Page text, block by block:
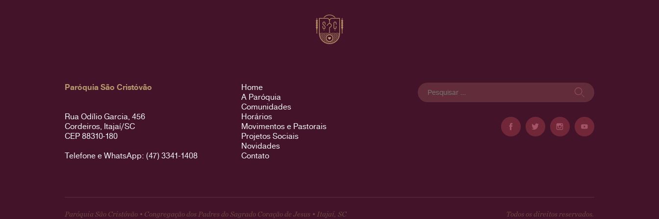
Paróquia São Cristóvão
Rua Odílio Garcia, 456
Cordeiros, Itajaí/SC
CEP 88310-180
Telefone e WhatsApp: (47) 3341-1408
Home
A Paróquia
Comunidades
Horários
Movimentos e Pastorais
Projetos Sociais
Novidades
Contato
Pesquisar
por:
Paróquia São Cristóvão • Congregação dos Padres do Sagrado Coração de Jesus • Itajaí, SC Todos os direitos reservados.